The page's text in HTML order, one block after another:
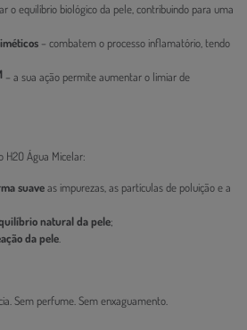
o equilíbrio biológico da pele, contribuindo para uma
– combatem o processo inflamatório, tendo
– a sua ação permite aumentar o limiar de
H2O Água Micelar:
suaveas impurezas, as partículas de poluição e a
natural da pele;
da pele
Sem perfume. Sem enxaguamento.